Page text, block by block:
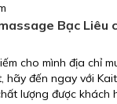
Bạc Liêu
cho mình địa chỉ
hãy đến ngay với
lượng được khách